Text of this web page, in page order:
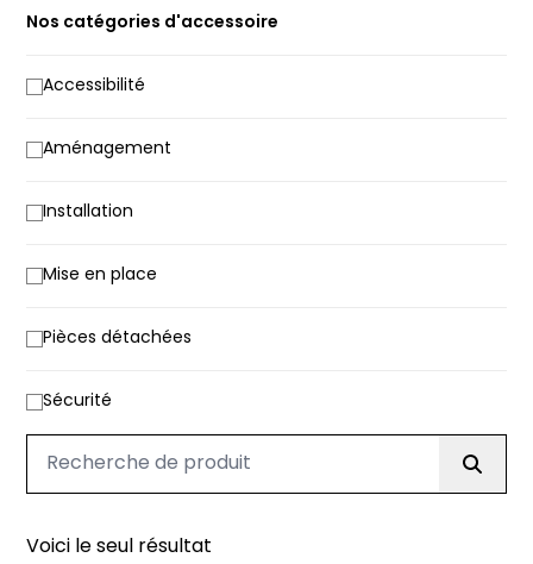
Nos catégories d'accessoire
Accessibilité
Aménagement
Installation
Mise en place
Pièces détachées
Sécurité
Voici le seul résultat